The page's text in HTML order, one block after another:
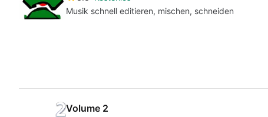
Musik schnell editieren, mischen, schneiden
Volume 2